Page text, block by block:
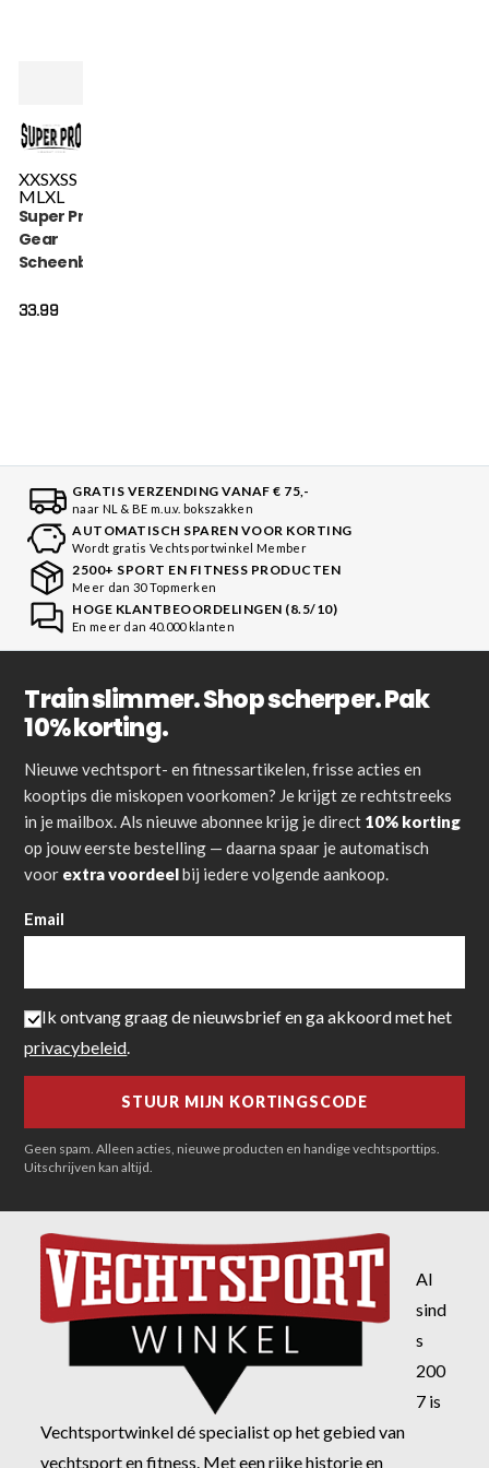
XXSXSS
ML XL
Super Pro Combat
Gear
Scheenbeschermer
33.99
GRATIS VERZENDING VANAF € 75,-
naar NL & BE m.u.v. bokszakken
AUTOMATISCH SPAREN VOOR KORTING
Wordt gratis Vechtsportwinkel Member
2500+ SPORT EN FITNESS PRODUCTEN
Meer dan 30 Topmerken
HOGE KLANTBEOORDELINGEN (8.5/10)
En meer dan 40.000 klanten
Train slimmer. Shop scherper. Pak
10% korting.
Nieuwe vechtsport- en fitnessartikelen, frisse acties en
kooptips die miskopen voorkomen? Je krijgt ze rechtstreeks
in je mailbox. Als nieuwe abonnee krijg je direct 10% korting
op jouw eerste bestelling — daarna spaar je automatisch
voor extra voordeelbij iedere volgende aankoop.
Email
Ik ontvang graag de nieuwsbrief en ga akkoord met het
privacybeleid
Geen spam. Alleen acties, nieuwe producten en handige vechtsporttips.
Uitschrijven kan altijd.
Al
sind
s
200
7 is
Vechtsportwinkel dé specialist op het gebied van
vechtsport en fitness. Met een rijke historie en